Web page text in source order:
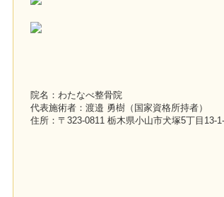
院名：わたなべ整骨院
代表施術者：渡邉 勇樹（国家資格所持者）
住所：〒323-0811 栃木県小山市犬塚5丁目13-